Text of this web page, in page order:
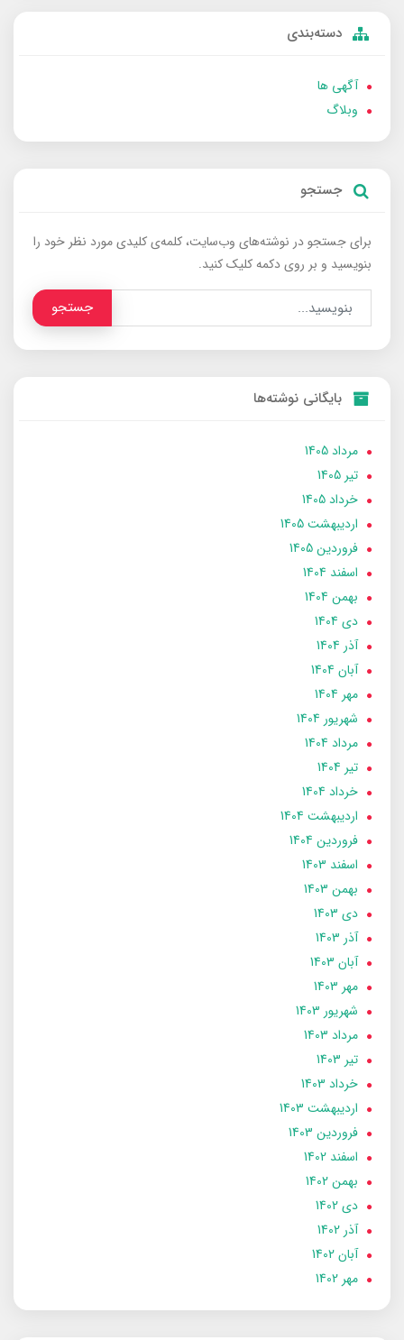
دسته‌بندی
آگهی ها
وبلاگ
جستجو
برای جستجو در نوشته‌های وب‌سایت، کلمه‌ی کلیدی مورد نظر خود را
بنویسید و بر روی دکمه کلیک کنید.
جستجو
بایگانی نوشته‌ها
مرداد 1405
تير 1405
خرداد 1405
ارديبهشت 1405
فروردین 1405
اسفند 1404
بهمن 1404
دی 1404
آذر 1404
آبان 1404
مهر 1404
شهریور 1404
مرداد 1404
تير 1404
خرداد 1404
ارديبهشت 1404
فروردین 1404
اسفند 1403
بهمن 1403
دی 1403
آذر 1403
آبان 1403
مهر 1403
شهریور 1403
مرداد 1403
تير 1403
خرداد 1403
ارديبهشت 1403
فروردین 1403
اسفند 1402
بهمن 1402
دی 1402
آذر 1402
آبان 1402
مهر 1402